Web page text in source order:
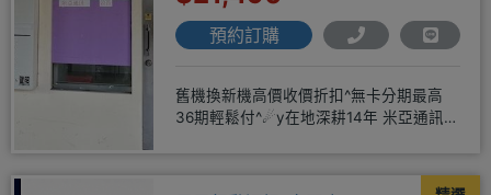
預約訂購
舊機換新機高價收價折扣^無卡分期最高
36期輕鬆付^☄y在地深耕14年 米亞通訊四